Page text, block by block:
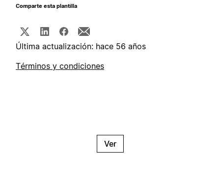
Comparte esta plantilla
Última actualización: hace 56 años
Términos y condiciones
Ver